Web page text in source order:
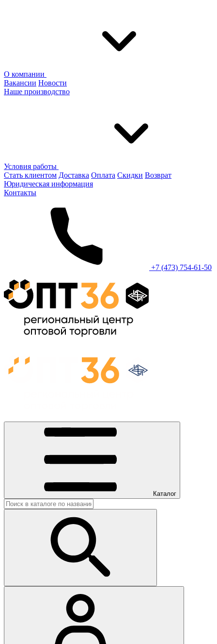
О компании
Вакансии Новости
Наше производство
Условия работы
Стать клиентом Доставка Оплата Скидки Возврат
Юридическая информация
Контакты
+7 (473) 754-61-50
Каталог